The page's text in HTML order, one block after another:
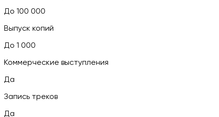
До 100 000
Выпуск копий
До 1 000
Коммерческие выступления
Да
Запись треков
Да